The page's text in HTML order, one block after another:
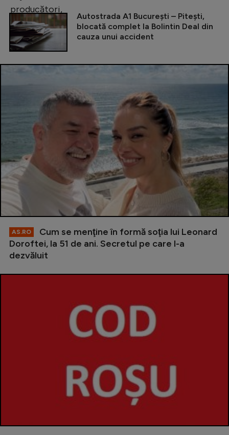
Autostrada A1 București – Pitești,
blocată complet la Bolintin Deal din
cauza unui accident
AS.RO
Cum se menţine în formă soţia lui Leonard
Doroftei, la 51 de ani. Secretul pe care l-a
dezvăluit